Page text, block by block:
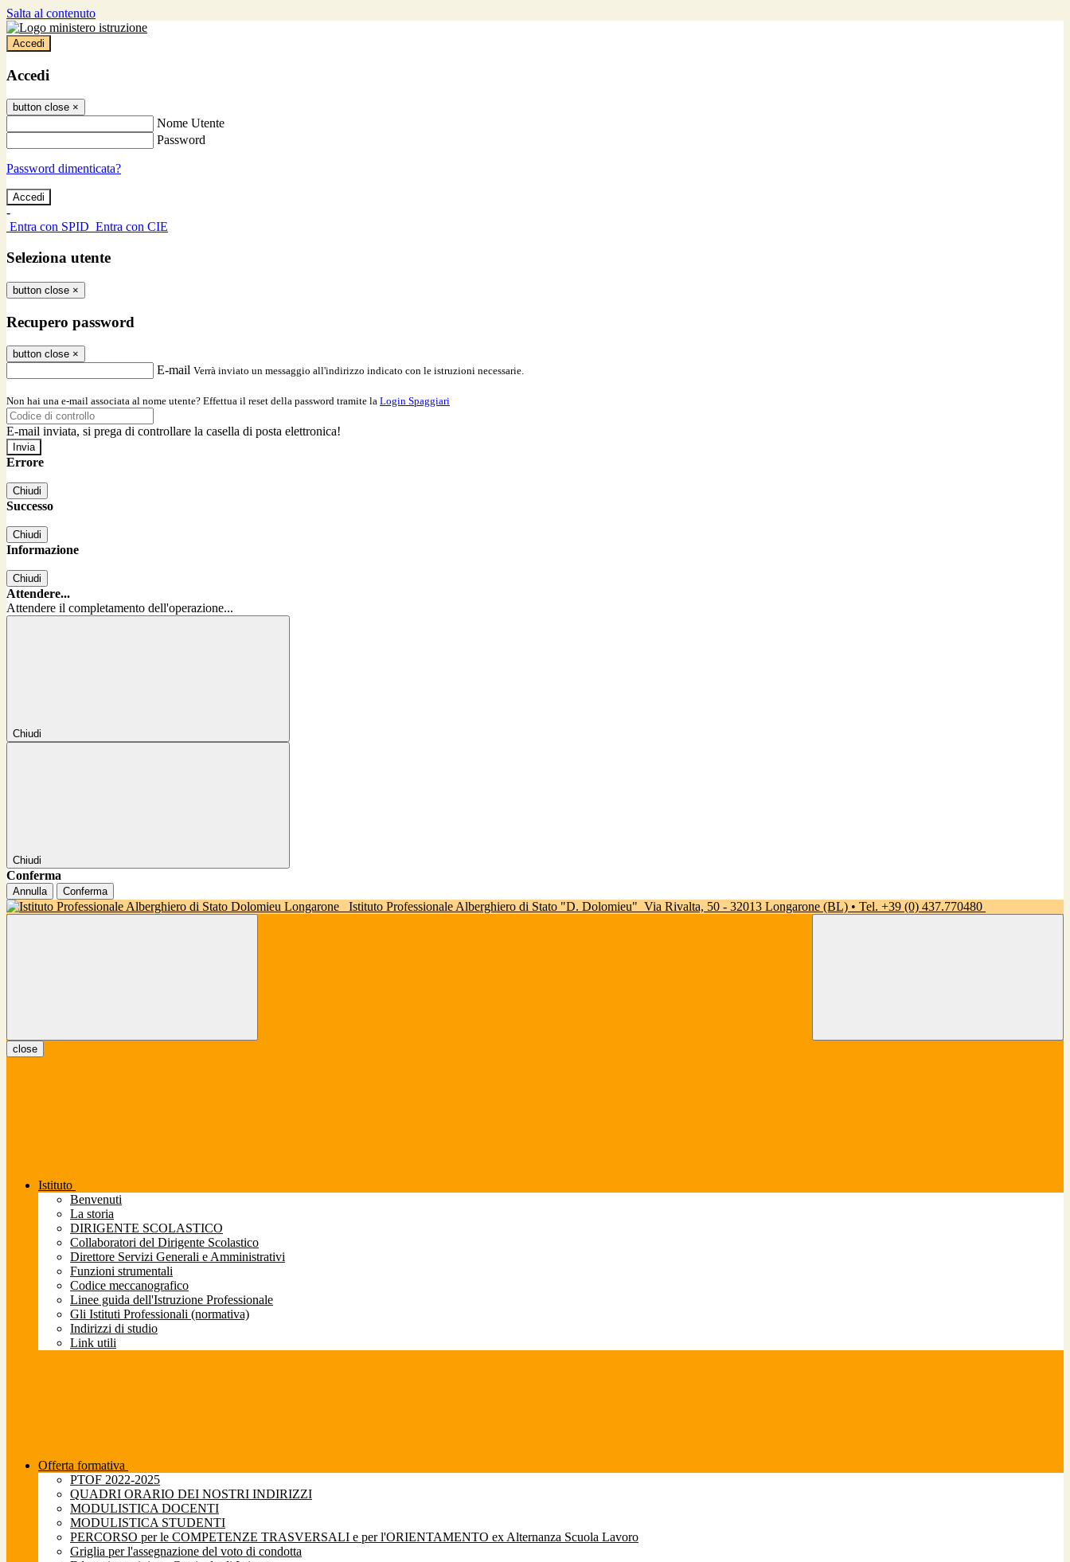
Salta al contenuto
Accedi
Accedi
button close ×
Nome Utente
Password
Password dimenticata?
-
Entra con SPID Entra con CIE
Seleziona utente
button close ×
Recupero password
button close ×
E-mail Verrà inviato un messaggio all'indirizzo indicato con le istruzioni necessarie.
Non hai una e-mail associata al nome utente? Effettua il reset della password tramite la Login Spaggiari
E-mail inviata, si prega di controllare la casella di posta elettronica!
Errore
Chiudi
Successo
Chiudi
Informazione
Chiudi
Attendere...
Attendere il completamento dell'operazione...
Chiudi
Chiudi
Conferma
Annulla Conferma
Istituto Professionale Alberghiero di Stato "D. Dolomieu" Via Rivalta, 50 - 32013 Longarone (BL) • Tel. +39 (0) 437.770480
close
Istituto
Benvenuti
La storia
DIRIGENTE SCOLASTICO
Collaboratori del Dirigente Scolastico
Direttore Servizi Generali e Amministrativi
Funzioni strumentali
Codice meccanografico
Linee guida dell'Istruzione Professionale
Gli Istituti Professionali (normativa)
Indirizzi di studio
Link utili
Offerta formativa
PTOF 2022-2025
QUADRI ORARIO DEI NOSTRI INDIRIZZI
MODULISTICA DOCENTI
MODULISTICA STUDENTI
PERCORSO per le COMPETENZE TRASVERSALI e per l'ORIENTAMENTO ex Alternanza Scuola Lavoro
Griglia per l'assegnazione del voto di condotta